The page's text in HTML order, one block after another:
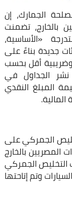
الجمارك، إن
بالخارج، تضمنت
«الأساسية،
جديدة بناءً على
أقل بحسب
الجداول في
المبلغ النقدي
الجمركي على
المصريين بالخارج
مكاتب التخليص الجمركي
وتم إتاحتها